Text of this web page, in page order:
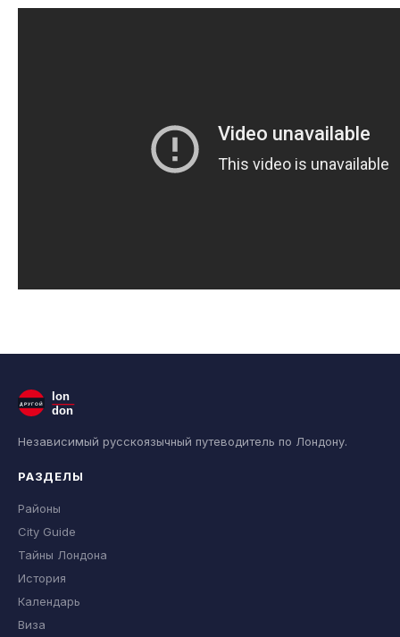
ДРУГОЙ
lon
don
Независимый русскоязычный путеводитель по Лондону.
РАЗДЕЛЫ
Районы
City Guide
Тайны Лондона
История
Календарь
Виза